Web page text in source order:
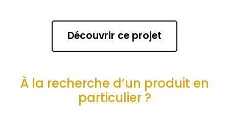
Découvrir ce projet
À la recherche d’un produit en
particulier ?